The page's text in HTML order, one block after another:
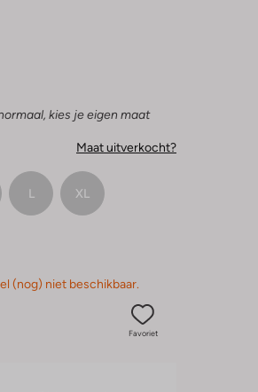
kies je eigen maat
Maat uitverkocht?
L XL
(nog) niet beschikbaar.
Favoriet